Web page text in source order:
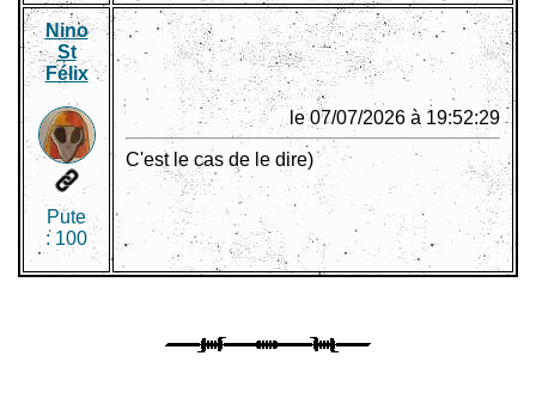
Nino
St
Félix
Pute
: 100
le 07/07/2026 à 19:52:29
C'est le cas de le dire)